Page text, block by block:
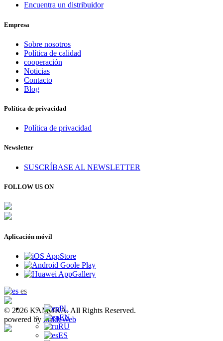
Encuentra un distribuidor
Empresa
Sobre nosotros
Política de calidad
cooperación
Noticias
Contacto
Blog
Política de privacidad
Política de privacidad
Newsletter
SUSCRÍBASE AL NEWSLETTER
FOLLOW US ON
Aplicación móvil
es
PL
EN
RU
ES
© 2026 KAMOKA. All Rights Reserved.
powered by insideWeb